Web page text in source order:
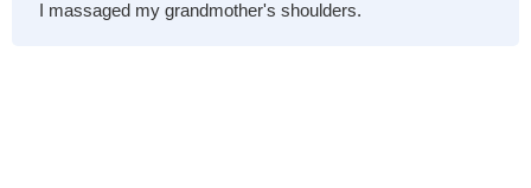
I massaged my grandmother's shoulders.